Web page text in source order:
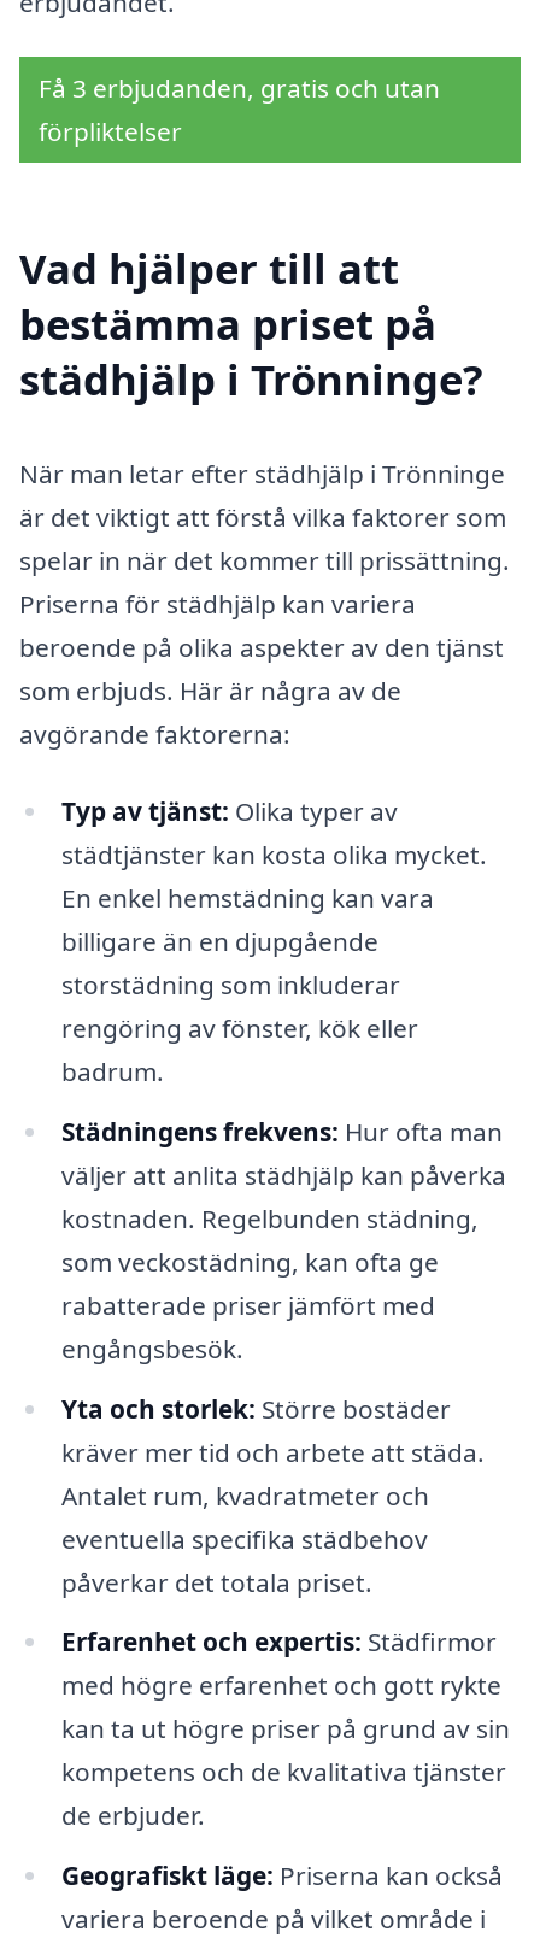
Få 3 erbjudanden, gratis och utan
förpliktelser
Vad hjälper till att
bestämma priset på
städhjälp i Trönninge?
När man letar efter städhjälp i Trönninge
är det viktigt att förstå vilka faktorer som
spelar in när det kommer till prissättning.
Priserna för städhjälp kan variera
beroende på olika aspekter av den tjänst
som erbjuds. Här är några av de
avgörande faktorerna:
Typ av tjänst: Olika typer av
städtjänster kan kosta olika mycket.
En enkel hemstädning kan vara
billigare än en djupgående
storstädning som inkluderar
rengöring av fönster, kök eller
badrum.
Städningens frekvens: Hur ofta man
väljer att anlita städhjälp kan påverka
kostnaden. Regelbunden städning,
som veckostädning, kan ofta ge
rabatterade priser jämfört med
engångsbesök.
Yta och storlek: Större bostäder
kräver mer tid och arbete att städa.
Antalet rum, kvadratmeter och
eventuella specifika städbehov
påverkar det totala priset.
Erfarenhet och expertis: Städfirmor
med högre erfarenhet och gott rykte
kan ta ut högre priser på grund av sin
kompetens och de kvalitativa tjänster
de erbjuder.
Geografiskt läge: Priserna kan också
variera beroende på vilket område i